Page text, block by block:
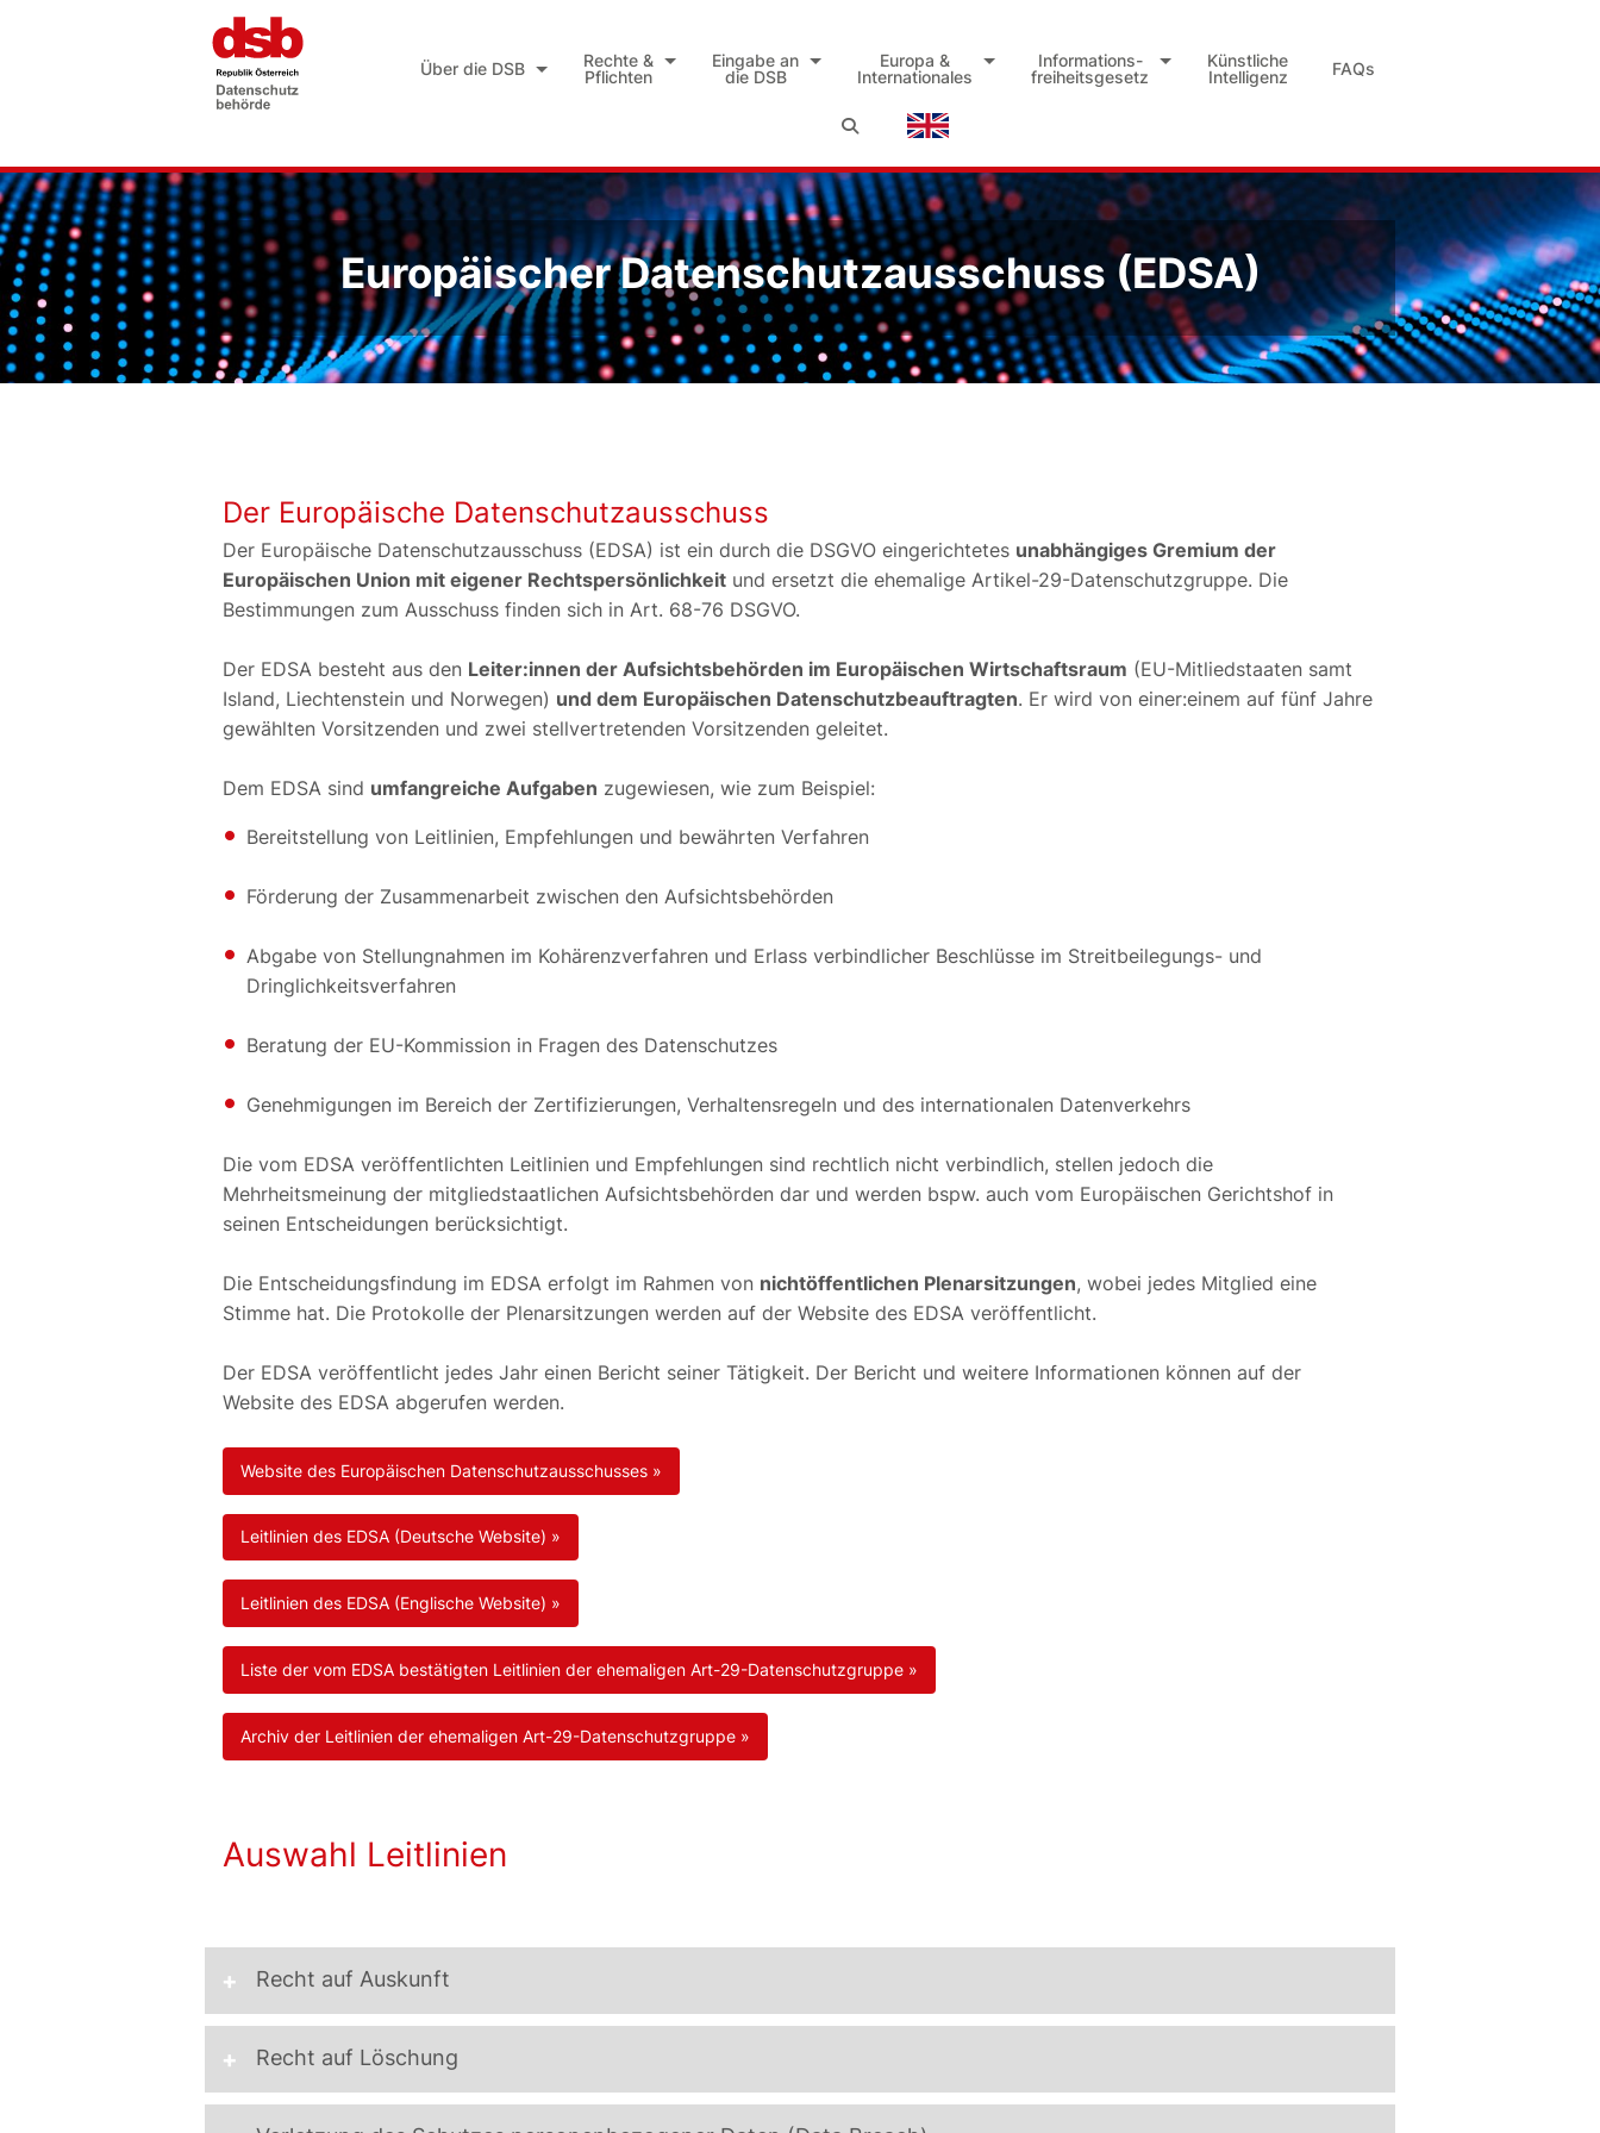
Über die DSB
Rechte &
Pflichten
Eingabe an
die DSB
Europa &
Internationales
Informations-
freiheitsgesetz
Künstliche
Intelligenz
FAQs
Europäischer Datenschutzausschuss (EDSA)
Der Europäische Datenschutzausschuss
Der Europäische Datenschutzausschuss (EDSA) ist ein durch die DSGVO eingerichtetes unabhängiges Gremium der
Europäischen Union mit eigener Rechtspersönlichkeit und ersetzt die ehemalige Artikel-29-Datenschutzgruppe. Die
Bestimmungen zum Ausschuss finden sich in Art. 68-76 DSGVO.
Der EDSA besteht aus den Leiter:innen der Aufsichtsbehörden im Europäischen Wirtschaftsraum (EU-Mitliedstaaten samt
Island, Liechtenstein und Norwegen) und dem Europäischen Datenschutzbeauftragten. Er wird von einer:einem auf fünf Jahre
gewählten Vorsitzenden und zwei stellvertretenden Vorsitzenden geleitet.
Dem EDSA sind umfangreiche Aufgaben zugewiesen, wie zum Beispiel:
Bereitstellung von Leitlinien, Empfehlungen und bewährten Verfahren
Förderung der Zusammenarbeit zwischen den Aufsichtsbehörden
Abgabe von Stellungnahmen im Kohärenzverfahren und Erlass verbindlicher Beschlüsse im Streitbeilegungs- und
Dringlichkeitsverfahren
Beratung der EU-Kommission in Fragen des Datenschutzes
Genehmigungen im Bereich der Zertifizierungen, Verhaltensregeln und des internationalen Datenverkehrs
Die vom EDSA veröffentlichten Leitlinien und Empfehlungen sind rechtlich nicht verbindlich, stellen jedoch die
Mehrheitsmeinung der mitgliedstaatlichen Aufsichtsbehörden dar und werden bspw. auch vom Europäischen Gerichtshof in
seinen Entscheidungen berücksichtigt.
Die Entscheidungsfindung im EDSA erfolgt im Rahmen von nichtöffentlichen Plenarsitzungen, wobei jedes Mitglied eine
Stimme hat. Die Protokolle der Plenarsitzungen werden auf der Website des EDSA veröffentlicht.
Der EDSA veröffentlicht jedes Jahr einen Bericht seiner Tätigkeit. Der Bericht und weitere Informationen können auf der
Website des EDSA abgerufen werden.
Website des Europäischen Datenschutzausschusses »
Leitlinien des EDSA (Deutsche Website) »
Leitlinien des EDSA (Englische Website) »
Liste der vom EDSA bestätigten Leitlinien der ehemaligen Art-29-Datenschutzgruppe »
Archiv der Leitlinien der ehemaligen Art-29-Datenschutzgruppe »
Auswahl Leitlinien
Recht auf Auskunft
Leitlinien 01/2022 »
Recht auf Löschung